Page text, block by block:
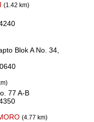
(1.42 km)
Blok A No. 34,
77 A-B
(4.77 km)